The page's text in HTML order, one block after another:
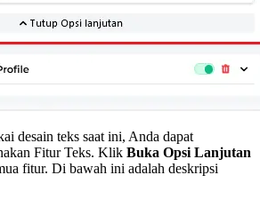
desain teks saat ini, Anda dapat
Fitur Teks. Klik Buka Opsi Lanjutan
fitur. Di bawah ini adalah deskripsi